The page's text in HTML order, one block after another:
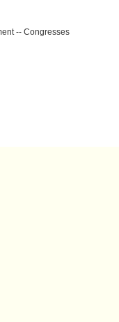
-- Congresses